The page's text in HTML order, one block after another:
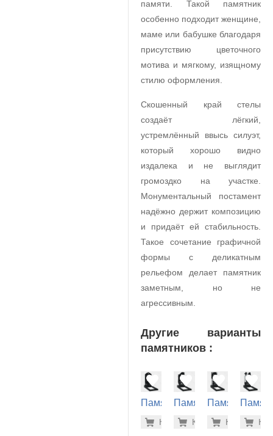
памяти. Такой памятник
особенно подходит женщине,
маме или бабушке благодаря
присутствию цветочного
мотива и мягкому, изящному
стилю оформления.
Скошенный край стелы
создаёт лёгкий,
устремлённый ввысь силуэт,
который хорошо видно
издалека и не выглядит
громоздко на участке.
Монументальный постамент
надёжно держит композицию
и придаёт ей стабильность.
Такое сочетание графичной
формы с деликатным
рельефом делает памятник
заметным, но не
агрессивным.
Другие варианты
памятников :
Памятник
могилу
-7% 26.800
Купить
Памятник
могилу
-7%
Купить
Памятник
могилу
-
Купитьмогилу